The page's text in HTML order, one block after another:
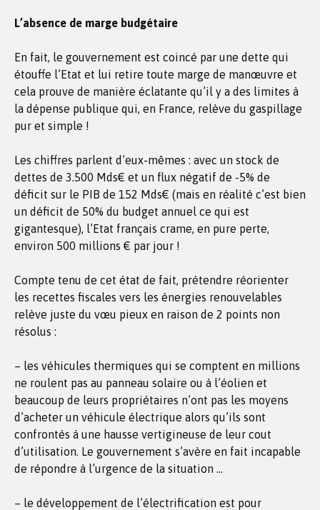
L’absence de marge budgétaire
En fait, le gouvernement est coincé par une dette qui
étouffe l’Etat et lui retire toute marge de manœuvre et
cela prouve de manière éclatante qu’il y a des limites à
la dépense publique qui, en France, relève du gaspillage
pur et simple !
Les chiffres parlent d’eux-mêmes : avec un stock de
dettes de 3.500 Mds€ et un flux négatif de -5% de
déficit sur le PIB de 152 Mds€ (mais en réalité c’est bien
un déficit de 50% du budget annuel ce qui est
gigantesque), l’Etat français crame, en pure perte,
environ 500 millions € par jour !
Compte tenu de cet état de fait, prétendre réorienter
les recettes fiscales vers les énergies renouvelables
relève juste du vœu pieux en raison de 2 points non
résolus :
– les véhicules thermiques qui se comptent en millions
ne roulent pas au panneau solaire ou à l’éolien et
beaucoup de leurs propriétaires n’ont pas les moyens
d’acheter un véhicule électrique alors qu’ils sont
confrontés à une hausse vertigineuse de leur cout
d’utilisation. Le gouvernement s’avère en fait incapable
de répondre à l’urgence de la situation …
– le développement de l’électrification est pour